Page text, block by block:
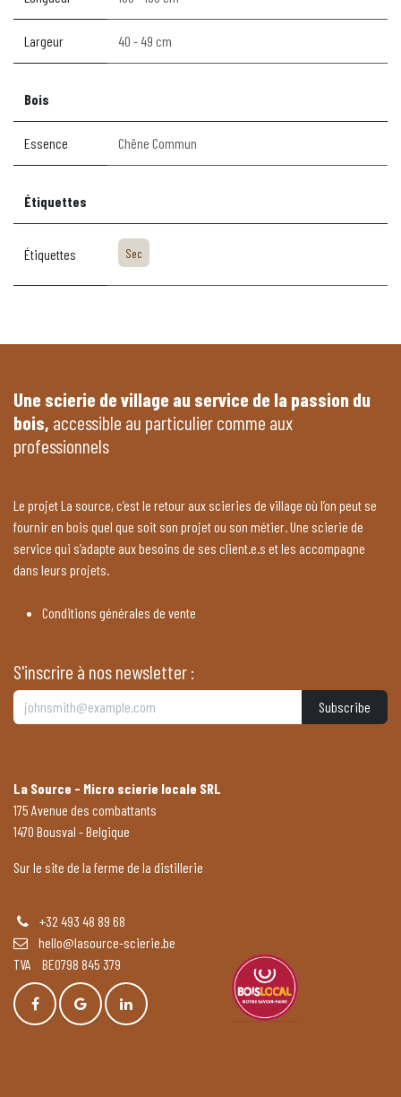
Largeur 40 - 49 cm
Bois
Essence Chêne Commun
Étiquettes
Étiquettes Sec
Une scierie de village au service de la passion du
bois, accessible au particulier comme aux
professionnels
Le projet La source, c’est le retour aux scieries de village où l’on peut se
fournir en bois quel que soit son projet ou son métier. Une scierie de
service qui s’adapte aux besoins de ses client.e.s et les accompagne
dans leurs projets.
Conditions générales de vente
S'inscrire à nos newsletter :
Subscribe
La Source - Micro scierie locale SRL
175 Avenue des combattants
1470 Bousval - Belgique
Sur le site de la ferme de la distillerie
+32 493 48 89 68
hello@lasource-scierie.be
TVA BE0798 845 379